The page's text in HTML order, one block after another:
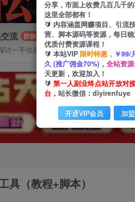
流 群聊
讨一手信息差
具（教程+脚本）
分享，市面上收费几百几千
这里全部都有！
🔰 内容涵盖网赚项目、引流
营、脚本源码等资源，每日
优质付费资源课程！
🔰 本站VIP 限时特惠， ￥99/
久 (推广佣金70%)， 全站资
天更新，欢迎加入！
🔰 第一人副业终点站开放对
台， 站长微信：diyirenfuye
开通VIP会员 加